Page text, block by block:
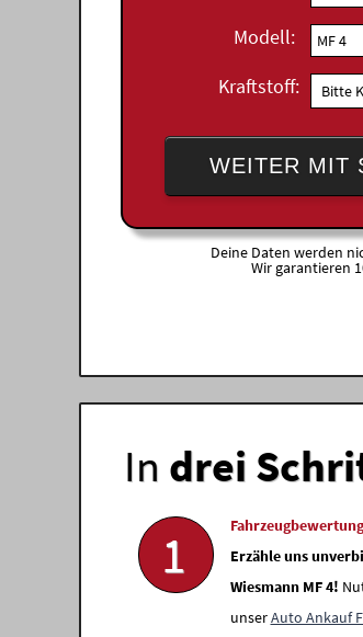
Modell:
Kraftstoff:
WEITER MIT
Deine Daten werden
Wir garantieren
In drei
1
Erzähle uns
Wiesmann MF 4!
unserAuto Ankauf